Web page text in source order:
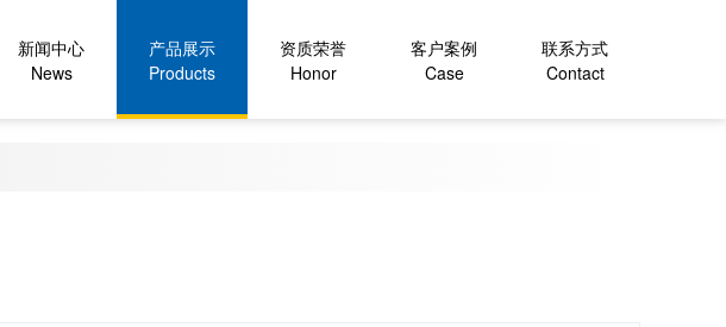
联系方式
Contact
客户案例
Case
资质荣誉
Honor
产品展示
Products
新闻中心
News